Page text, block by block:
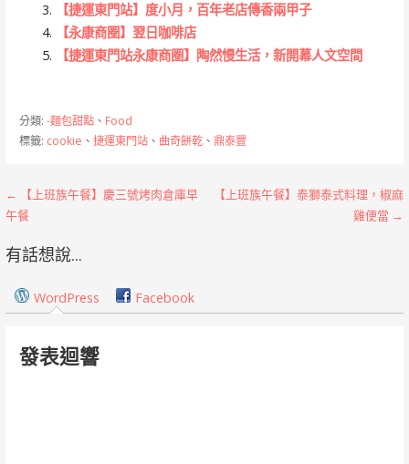
【捷運東門站】度小月，百年老店傳香兩甲子
【永康商圈】翌日咖啡店
【捷運東門站永康商圈】陶然慢生活，新開幕人文空間
分類: -麵包甜點、 Food
標籤: cookie 、 捷運東門站、 曲奇餅乾、 鼎泰豐
文
章
導
覽
← 【上班族午餐】慶三號烤肉倉庫早
午餐
【上班族午餐】泰獅泰式料理，椒麻
雞便當 →
有話想說...
WordPress Facebook
發表迴響